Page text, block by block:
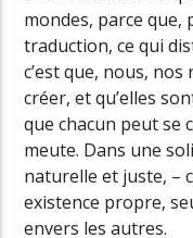
mondes, parce que,
traduction, ce qui
c’est que, nous,
créer, et qu’elles
que chacun peut se
meute. Dans une
naturelle et juste, –
existence propre,
envers les autres.